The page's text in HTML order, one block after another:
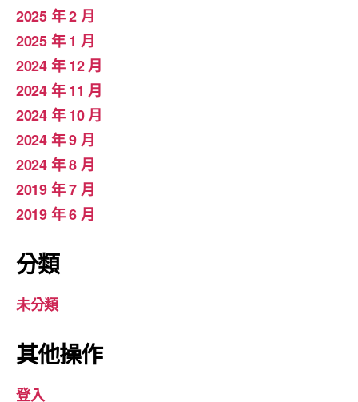
2025 年 2 月
2025 年 1 月
2024 年 12 月
2024 年 11 月
2024 年 10 月
2024 年 9 月
2024 年 8 月
2019 年 7 月
2019 年 6 月
分類
未分類
其他操作
登入